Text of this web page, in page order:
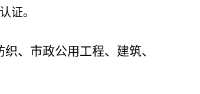
证。
、市政公用工程、建筑、